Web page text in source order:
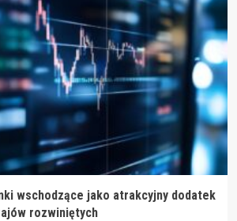
wschodzące jako atrakcyjny dodatek
rozwiniętych